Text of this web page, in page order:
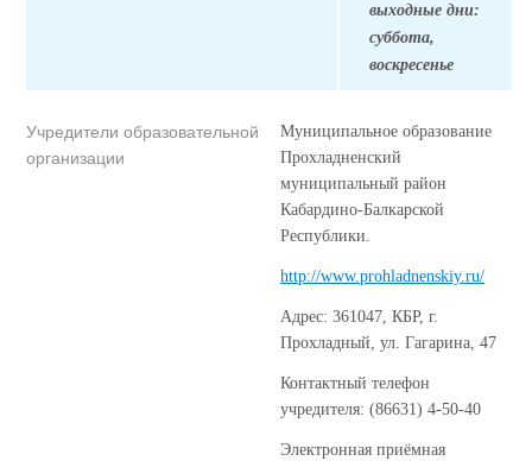
выходные дни:
суббота,
воскресенье
Учредители образовательной
организации
Муниципальное образование
Прохладненский
муниципальный район
Кабардино-Балкарской
Республики.
http://www.prohladnenskiy.ru/
Адрес: 361047, КБР, г.
Прохладный, ул. Гагарина, 47
Контактный телефон
учредителя: (86631) 4-50-40
Электронная приёмная